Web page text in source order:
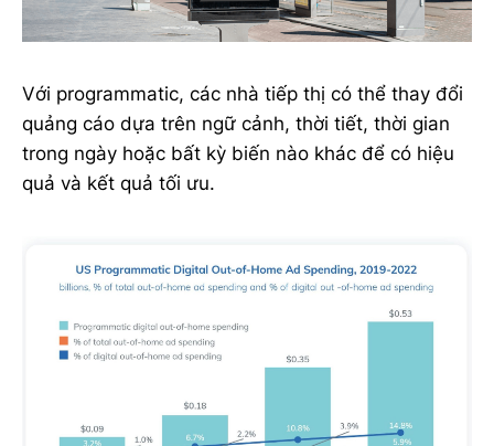
Với programmatic, các nhà tiếp thị có thể thay đổi
quảng cáo dựa trên ngữ cảnh, thời tiết, thời gian
trong ngày hoặc bất kỳ biến nào khác để có hiệu
quả và kết quả tối ưu.